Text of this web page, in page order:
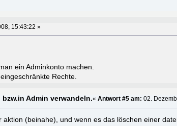
15:43:22 »
ein Adminkonto machen.
Rechte.
Admin verwandeln.«Antwort #5 am: 02.
(beinahe), und wenn es das löschen einer